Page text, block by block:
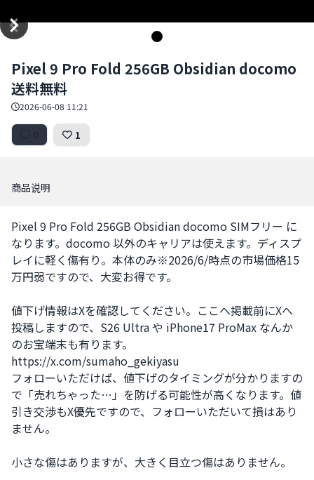
Pixel 9 Pro Fold 256GB Obsidian docomo
送料無料
2026-06-08 11:21
1
商品说明
Pixel 9 Pro Fold 256GB Obsidian docomo SIMフリー に
なります。docomo 以外のキャリアは使えます。ディスプ
レイに軽く傷有り。本体のみ※2026/6/時点の市場価格15
万円弱ですので、大変お得です。
値下げ情報はXを確認してください。ここへ掲載前にXへ
投稿しますので、S26 Ultra や iPhone17 ProMax なんか
のお宝端末も有ります。
https://x.com/sumaho_gekiyasu
フォローいただけば、値下げのタイミングが分かりますの
で「売れちゃった…」を防げる可能性が高くなります。値
引き交渉もX優先ですので、フォローいただいて損はあり
ません。
小さな傷はありますが、大きく目立つ傷はありません。